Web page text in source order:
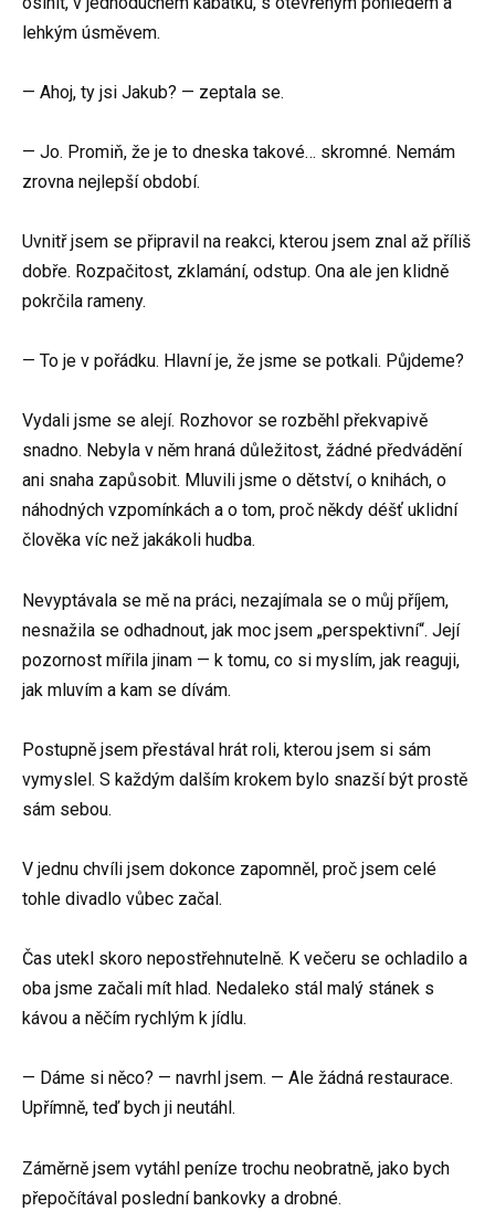
lehkým úsměvem.
— Ahoj, ty jsi Jakub? — zeptala se.
— Jo. Promiň, že je to dneska takové… skromné. Nemám
zrovna nejlepší období.
Uvnitř jsem se připravil na reakci, kterou jsem znal až příliš
dobře. Rozpačitost, zklamání, odstup. Ona ale jen klidně
pokrčila rameny.
— To je v pořádku. Hlavní je, že jsme se potkali. Půjdeme?
Vydali jsme se alejí. Rozhovor se rozběhl překvapivě
snadno. Nebyla v něm hraná důležitost, žádné předvádění
ani snaha zapůsobit. Mluvili jsme o dětství, o knihách, o
náhodných vzpomínkách a o tom, proč někdy déšť uklidní
člověka víc než jakákoli hudba.
Nevyptávala se mě na práci, nezajímala se o můj příjem,
nesnažila se odhadnout, jak moc jsem „perspektivní“. Její
pozornost mířila jinam — k tomu, co si myslím, jak reaguji,
jak mluvím a kam se dívám.
Postupně jsem přestával hrát roli, kterou jsem si sám
vymyslel. S každým dalším krokem bylo snazší být prostě
sám sebou.
V jednu chvíli jsem dokonce zapomněl, proč jsem celé
tohle divadlo vůbec začal.
Čas utekl skoro nepostřehnutelně. K večeru se ochladilo a
oba jsme začali mít hlad. Nedaleko stál malý stánek s
kávou a něčím rychlým k jídlu.
— Dáme si něco? — navrhl jsem. — Ale žádná restaurace.
Upřímně, teď bych ji neutáhl.
Záměrně jsem vytáhl peníze trochu neobratně, jako bych
přepočítával poslední bankovky a drobné.